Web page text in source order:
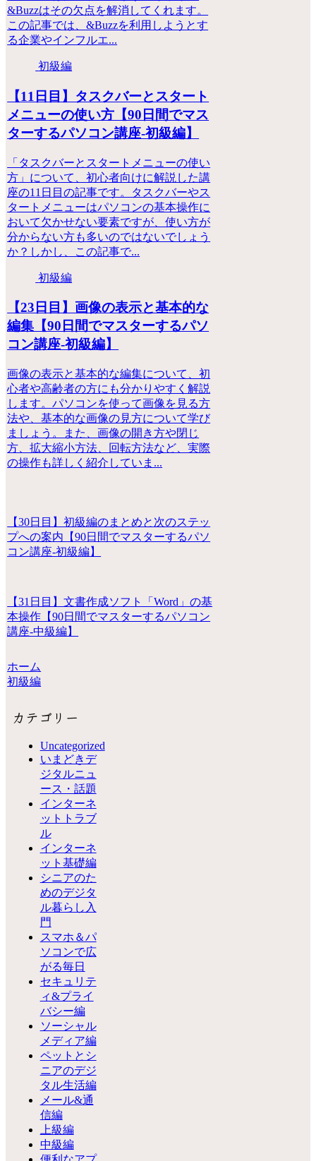
&Buzzはその欠点を解消してくれます。
この記事では、&Buzzを利用しようとす
る企業やインフルエ...
初級編
【11日目】タスクバーとスタート
メニューの使い方【90日間でマス
ターするパソコン講座-初級編】
「タスクバーとスタートメニューの使い
方」について、初心者向けに解説した講
座の11日目の記事です。タスクバーやス
タートメニューはパソコンの基本操作に
おいて欠かせない要素ですが、使い方が
分からない方も多いのではないでしょう
か？しかし、この記事で...
初級編
【23日目】画像の表示と基本的な
編集【90日間でマスターするパソ
コン講座-初級編】
画像の表示と基本的な編集について、初
心者や高齢者の方にも分かりやすく解説
します。パソコンを使って画像を見る方
法や、基本的な画像の見方について学び
ましょう。また、画像の開き方や閉じ
方、拡大縮小方法、回転方法など、実際
の操作も詳しく紹介していま...
【30日目】初級編のまとめと次のステッ
プへの案内【90日間でマスターするパソ
コン講座-初級編】
【31日目】文書作成ソフト「Word」の基
本操作【90日間でマスターするパソコン
講座-中級編】
ホーム
初級編
カテゴリー
Uncategorized
いまどきデ
ジタルニュ
ース・話題
インターネ
ットトラブ
ル
インターネ
ット基礎編
シニアのた
めのデジタ
ル暮らし入
門
スマホ＆パ
ソコンで広
がる毎日
セキュリテ
ィ&プライ
バシー編
ソーシャル
メディア編
ペットとシ
ニアのデジ
タル生活編
メール&通
信編
上級編
中級編